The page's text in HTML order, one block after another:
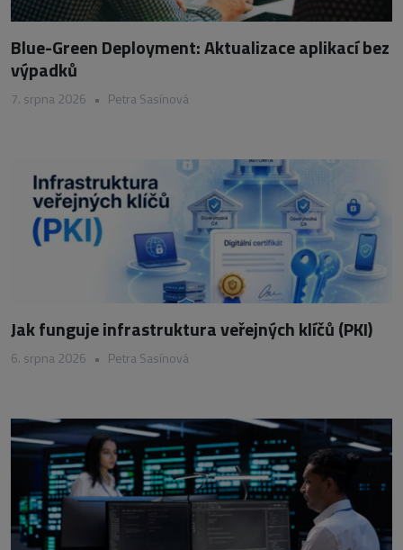
Blue-Green Deployment: Aktualizace aplikací bez
výpadků
7. srpna 2026 • Petra Sasínová
Jak funguje infrastruktura veřejných klíčů (PKI)
6. srpna 2026 • Petra Sasínová